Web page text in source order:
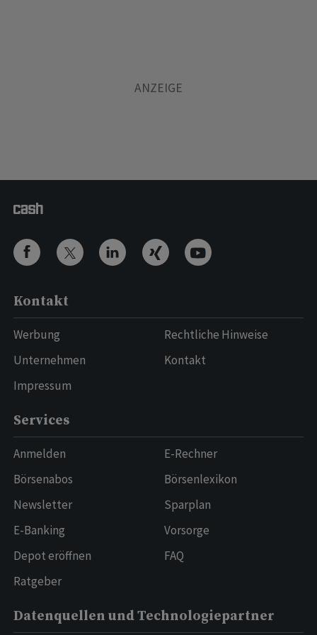
Kontakt
Werbung
Unternehmen
Impressum
Rechtliche Hinweise
Kontakt
Services
Anmelden
Börsenabos
Newsletter
E-Banking
Depot eröffnen
Ratgeber
E-Rechner
Börsenlexikon
Sparplan
Vorsorge
FAQ
Datenquellen und Technologiepartner